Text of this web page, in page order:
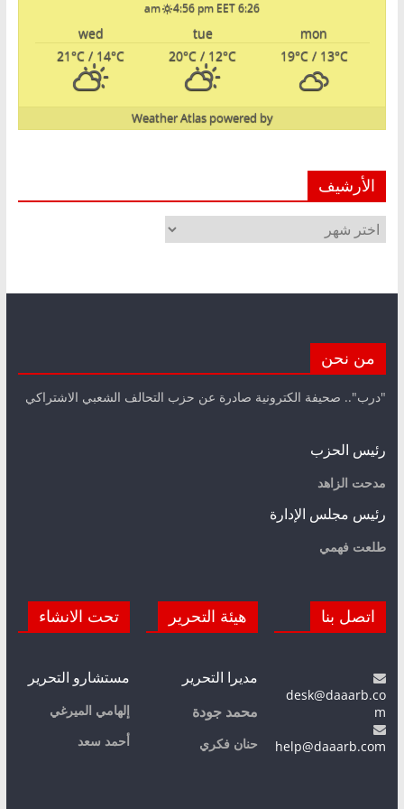
6:26 am
4:56 pm EET
mon
tue
wed
19°C/ 13°C
20°C / 12°C
21°C / 14°C
powered by
Weather Atlas
الأرشيف
الأرشيف
من نحن
"درب".. صحيفة الكترونية صادرة عن حزب التحالف الشعبي الاشتراكي
رئيس الحزب
مدحت الزاهد
رئيس مجلس الإدارة
طلعت فهمي
اتصل بنا
desk@daaarb.co
m
help@daaarb.com
هيئة التحرير
مديرا التحرير
محمد جودة
حنان فكري
تحت الانشاء
مستشارو التحرير
إلهامي الميرغي
أحمد سعد